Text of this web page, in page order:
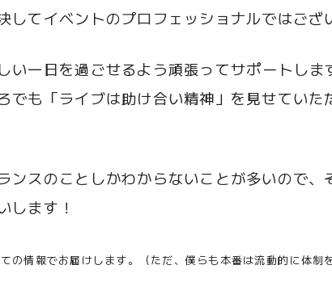
てイベントのプロフェッショナルではござ
い一日を過ごせるよう頑張ってサポートしま
でも「ライブは助け合い精神」を見せていた
ンスのことしかわからないことが多いので、
します！
の情報でお届けします。（ただ、僕らも本番は流動的に体制